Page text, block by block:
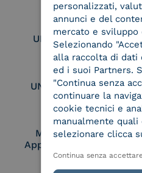
UNI EN ISO 9001
UNI EN ISO 27017
Membro Adobe
Approved Trust List
personalizzati,
annunci e del
mercato e sviluppo
Selezionando
alla raccolta di dati
ed i suoi Partners.
"Continua senza
continuare la
cookie tecnici e
manualmente quali
selezionare clicca
Continua senza